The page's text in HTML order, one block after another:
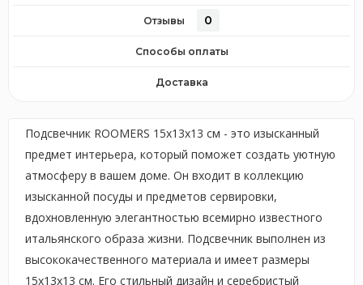
Отзывы 0
Способы оплаты
Доставка
Подсвечник ROOMERS 15x13x13 см - это изысканный
предмет интерьера, который поможет создать уютную
атмосферу в вашем доме. Он входит в коллекцию
изысканной посуды и предметов сервировки,
вдохновленную элегантностью всемирно известного
итальянского образа жизни. Подсвечник выполнен из
высококачественного материала и имеет размеры
15x13x13 см. Его стильный дизайн и серебристый